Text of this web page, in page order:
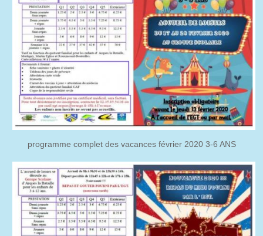
programme complet des vacances février 2020 3-6 ANS